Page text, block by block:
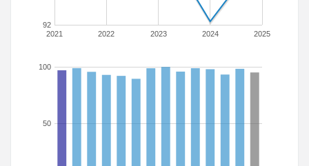
2021 2022 2023 2024 2025
92
50
100